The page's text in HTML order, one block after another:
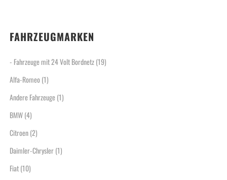
FAHRZEUGMARKEN
- Fahrzeuge mit 24 Volt Bordnetz(19)
Alfa-Romeo(1)
Andere Fahrzeuge(1)
BMW(4)
Citroen(2)
Daimler-Chrysler(1)
Fiat(10)